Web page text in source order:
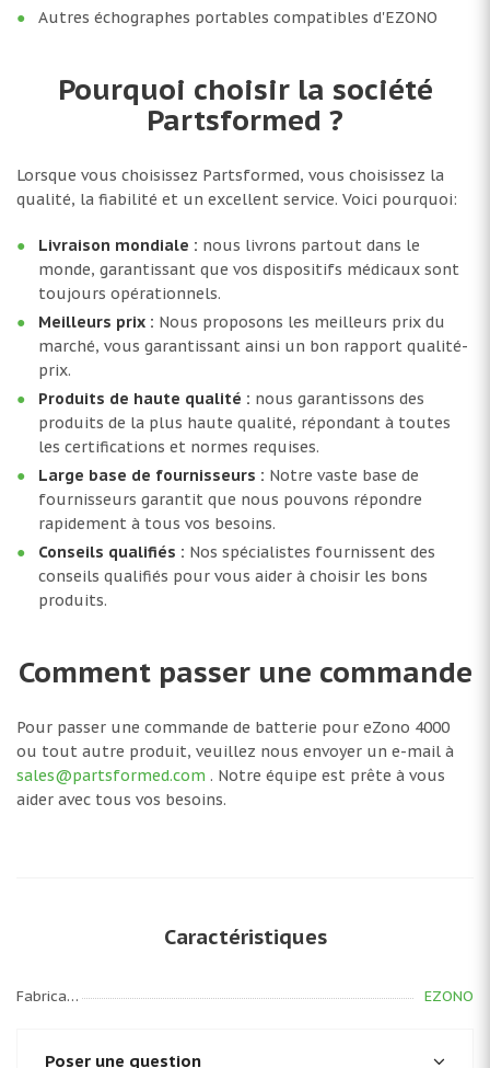
Autres échographes portables compatibles d'EZONO
Pourquoi choisir la société
Partsformed ?
Lorsque vous choisissez Partsformed, vous choisissez la
qualité, la fiabilité et un excellent service. Voici pourquoi:
Livraison mondiale : nous livrons partout dans le
monde, garantissant que vos dispositifs médicaux sont
toujours opérationnels.
Meilleurs prix : Nous proposons les meilleurs prix du
marché, vous garantissant ainsi un bon rapport qualité-
prix.
Produits de haute qualité : nous garantissons des
produits de la plus haute qualité, répondant à toutes
les certifications et normes requises.
Large base de fournisseurs : Notre vaste base de
fournisseurs garantit que nous pouvons répondre
rapidement à tous vos besoins.
Conseils qualifiés : Nos spécialistes fournissent des
conseils qualifiés pour vous aider à choisir les bons
produits.
Comment passer une commande
Pour passer une commande de batterie pour eZono 4000
ou tout autre produit, veuillez nous envoyer un e-mail à
sales@partsformed.com . Notre équipe est prête à vous
aider avec tous vos besoins.
Caractéristiques
Fabricant EZONO
Poser une question